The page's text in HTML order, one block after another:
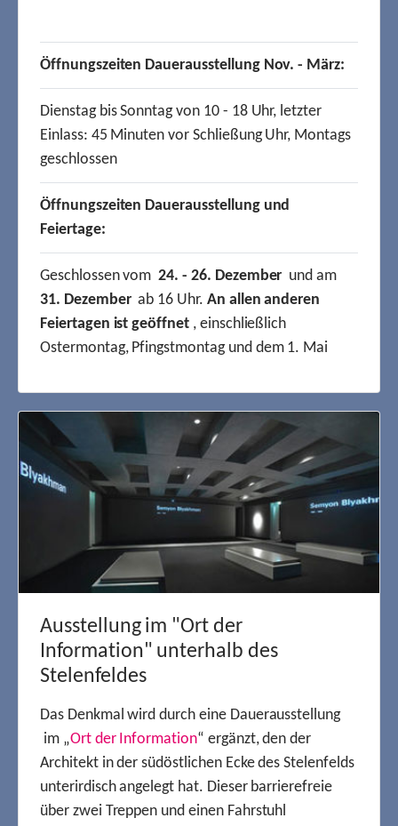
Ausstellung im "Ort der
Information" unterhalb des
Stelenfeldes
Das Denkmal wird durch eine Dauerausstellung
im „Ort der Information“ ergänzt, den der
Architekt in der südöstlichen Ecke des Stelenfelds
unterirdisch angelegt hat. Dieser barrierefreie
über zwei Treppen und einen Fahrstuhl
Öffnungszeiten Dauerausstellung Nov. - März:
Dienstag bis Sonntag von 10 - 18 Uhr, letzter
Einlass: 45 Minuten vor Schließung Uhr, Montags
geschlossen
Öffnungszeiten Dauerausstellung und
Feiertage:
Geschlossen vom24. - 26. Dezember und am
31. Dezemberab 16 Uhr. An allen anderen
Feiertagen ist geöffnet, einschließlich
Ostermontag, Pfingstmontag und dem 1. Mai